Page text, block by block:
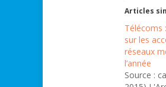
Articles
Télécoms
sur les
réseaux
l’année
Source :